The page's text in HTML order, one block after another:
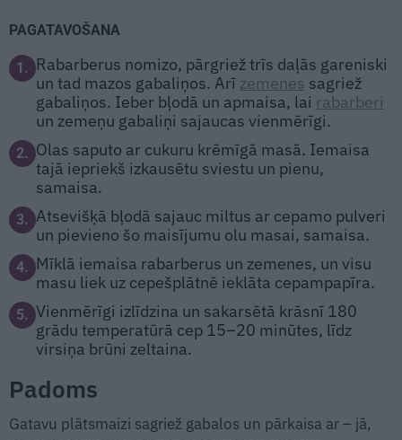
PAGATAVOŠANA
1.
Rabarberus nomizo, pārgriež trīs daļās gareniski
un tad mazos gabaliņos. Arī zemenes sagriež
gabaliņos. Ieber bļodā un apmaisa, lai rabarberi
un zemeņu gabaliņi sajaucas vienmērīgi.
2. Olas saputo ar cukuru krēmīgā masā. Iemaisa
tajā iepriekš izkausētu sviestu un pienu,
samaisa.
3. Atsevišķā bļodā sajauc miltus ar cepamo pulveri
un pievieno šo maisījumu olu masai, samaisa.
4.
Mīklā iemaisa rabarberus un zemenes, un visu
masu liek uz cepešplātnē ieklāta cepampapīra.
5. Vienmērīgi izlīdzina un sakarsētā krāsnī 180
grādu temperatūrā cep 15–20 minūtes, līdz
virsiņa brūni zeltaina.
Padoms
Gatavu plātsmaizi sagriež gabalos un pārkaisa ar – jā,